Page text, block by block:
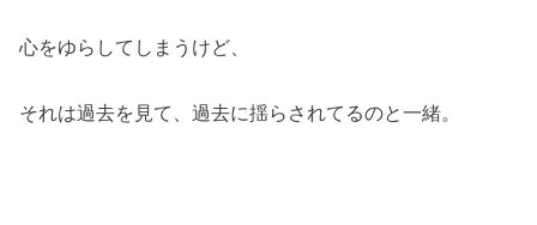
心をゆらしてしまうけど、
それは過去を見て、過去に揺らされてるのと一緒。